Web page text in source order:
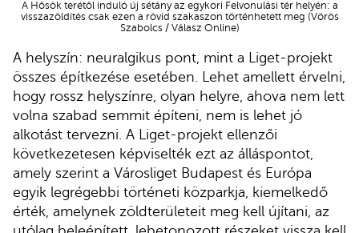
A Hősök terétől induló új sétány az egykori Felvonulási tér helyén: a
visszazöldítés csak ezen a rövid szakaszon történhetett meg (Vörös
Szabolcs / Válasz Online)
A helyszín: neuralgikus pont, mint a Liget-projekt
összes építkezése esetében. Lehet amellett érvelni,
hogy rossz helyszínre, olyan helyre, ahova nem lett
volna szabad semmit építeni, nem is lehet jó
alkotást tervezni. A Liget-projekt ellenzői
következetesen képviselték ezt az álláspontot,
amely szerint a Városliget Budapest és Európa
egyik legrégebbi történeti közparkja, kiemelkedő
érték, amelynek zöldterületeit meg kell újítani, az